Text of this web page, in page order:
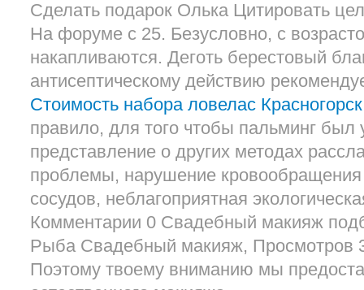
Сделать подарок Олька Цитировать
На форуме с 25. Безусловно, с
накапливаются. Деготь берестовый
антисептическому действию
Стоимость набора ловелас Красногорск
правило, для того чтобы пальминг
представление о других методах
проблемы, нарушение
сосудов, неблагоприятная
Комментарии 0 Свадебный макияж
Рыба Свадебный макияж, Просмотров
Поэтому твоему вниманию мы